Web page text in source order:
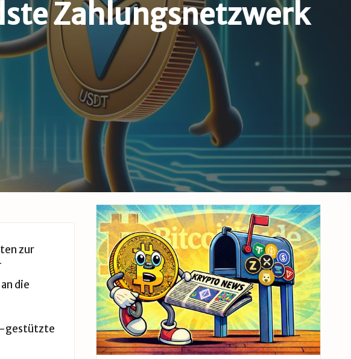
Zahlungsnetzwerk
zur
die
gestützte